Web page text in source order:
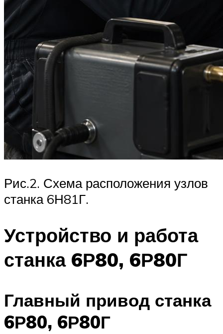
Рис.2. Схема расположения узлов
станка 6Н81Г.
Устройство и работа
станка 6Р80, 6Р80Г
Главный привод станка
6Р80, 6Р80Г